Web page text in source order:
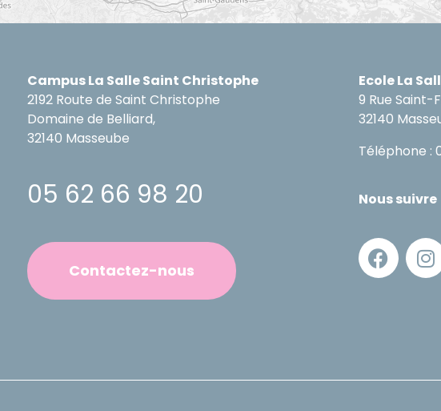
Campus La Salle Saint Christophe
2192 Route de Saint Christophe
Domaine de Belliard,
32140 Masseube
05 62 66 98 20
Contactez-nous
Ecole La
9 Rue Saint-
32140
Téléphone :
Nous suivre